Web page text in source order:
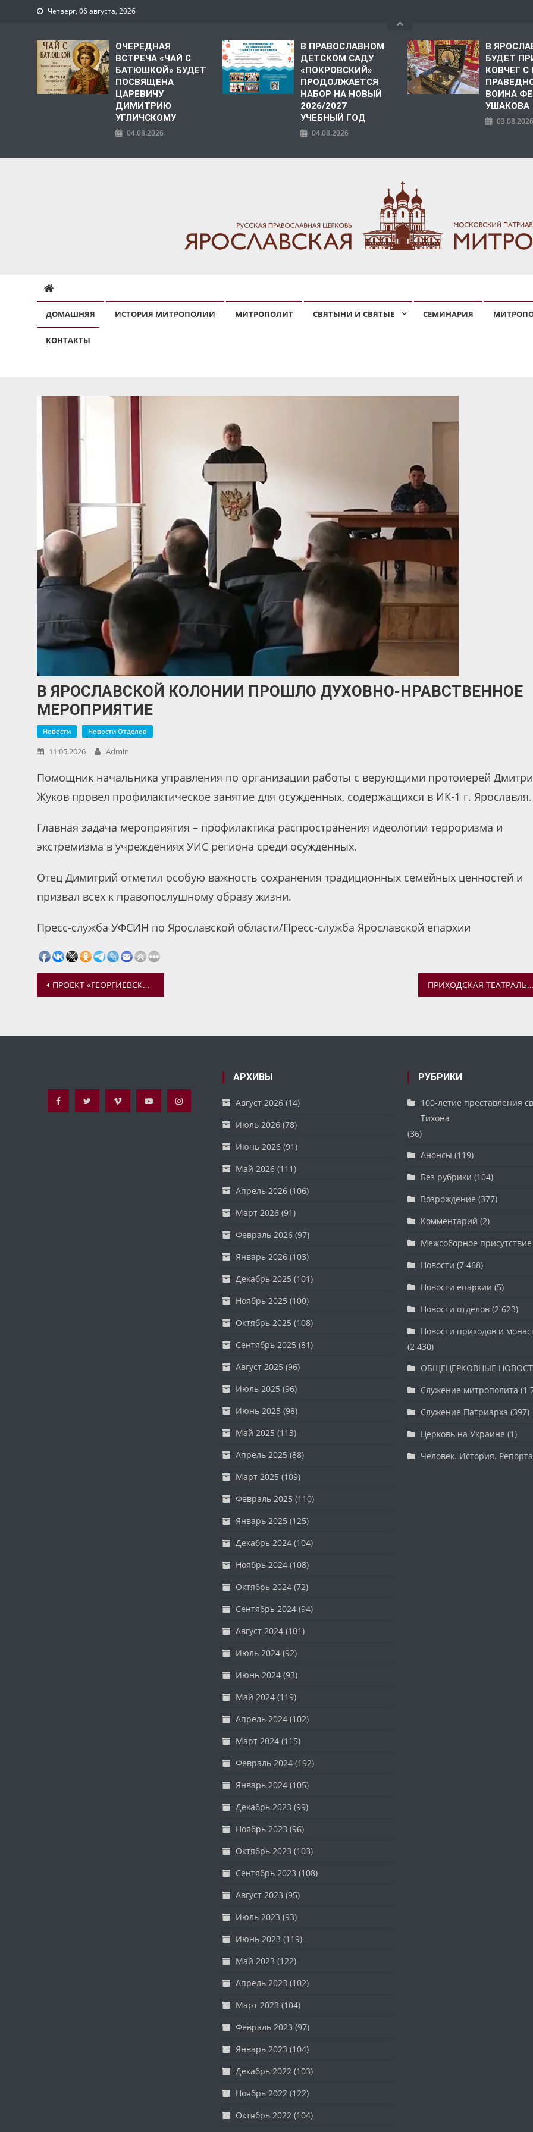
Четверг, 06 августа, 2026
ОЧЕРЕДНАЯ
ВСТРЕЧА «ЧАЙ С
БАТЮШКОЙ» БУДЕТ
ПОСВЯЩЕНА
ЦАРЕВИЧУ
ДИМИТРИЮ
УГЛИЧСКОМУ
04.08.2026
В ПРАВОСЛАВНОМ
ДЕТСКОМ САДУ
«ПОКРОВСКИЙ»
ПРОДОЛЖАЕТСЯ
НАБОР НА НОВЫЙ
2026/2027
УЧЕБНЫЙ ГОД
04.08.2026
В
БУДЕТ
КОВЧЕГ
ВОИНА
УШАКОВА
ДОМАШНЯЯ ИСТОРИЯ МИТРОПОЛИИ МИТРОПОЛИТ СВЯТЫНИ И СВЯТЫЕ СЕМИНАРИЯ
КОНТАКТЫ
В ЯРОСЛАВСКОЙ КОЛОНИИ ПРОШЛО ДУХОВНО-НРАВСТВЕННОЕ
МЕРОПРИЯТИЕ
Новости Новости Отделов
11.05.2026 Admin
Помощник начальника управления по организации работы с верующими протоиерей
Жуков провел профилактическое занятие для осужденных, содержащихся в ИК-1 г. Ярославля.
Главная задача мероприятия – профилактика распространения идеологии терроризма и
экстремизма в учреждениях УИС региона среди осужденных.
Отец Димитрий отметил особую важность сохранения традиционных семейных ценностей и
призвал всех к правопослушному образу жизни.
Пресс-служба УФСИН по Ярославской области/Пресс-служба Ярославской епархии
Навигация
записям
ПРОЕКТ «ГЕОРГИЕВСКИЙ ПАРАД. ДЕТИ ПОБЕДИТЕЛЕЙ» СТАЛ ПОБЕДИТЕЛЕМ КОНКУРСА МОЛОДЕЖНЫХ ПРОЕКТОВ, НАПРАВЛЕННЫХ НА СОХРАНЕНИЕ ИСТОРИЧЕСКОЙ ПАМЯТИ ПРИХОДСКАЯ ТЕАТРАЛЬНАЯ ГРУППА «РАДОСТЬ» ПОСТАВИЛА СПЕКТАКЛЬ «ТАЙНА ВОЛШЕБНОЙ ДВЕРИ»
АРХИВЫ
Август 2026(14)
Июль 2026(78)
Июнь 2026(91)
Май 2026(111)
Апрель 2026(106)
Март 2026(91)
Февраль 2026(97)
Январь 2026(103)
Декабрь 2025 (101)
Ноябрь 2025 (100)
Октябрь 2025 (108)
Сентябрь 2025 (81)
Август 2025 (96)
Июль 2025 (96)
Июнь 2025 (98)
Май 2025 (113)
Апрель 2025 (88)
Март 2025 (109)
Февраль 2025 (110)
Январь 2025 (125)
Декабрь 2024(104)
Ноябрь 2024(108)
Октябрь 2024(72)
Сентябрь 2024(94)
Август 2024(101)
Июль 2024(92)
Июнь 2024(93)
Май 2024(119)
Апрель 2024(102)
Март 2024(115)
Февраль 2024(192)
Январь 2024(105)
Декабрь 2023 (99)
Ноябрь 2023 (96)
Октябрь 2023 (103)
Сентябрь 2023 (108)
Август 2023 (95)
Июль 2023 (93)
Июнь 2023 (119)
Май 2023 (122)
Апрель 2023 (102)
Март 2023 (104)
Февраль 2023 (97)
Январь 2023 (104)
Декабрь 2022(103)
Ноябрь 2022(122)
Октябрь 2022(104)
РУБРИКИ
100-летие преставления
Тихона
(36)
Анонсы (119)
Без рубрики (104)
Возрождение (377)
Комментарий (2)
Межсоборное присутствие
Новости (7 468)
Новости епархии (5)
Новости отделов(2 623)
Новости приходов и
(2 430)
ОБЩЕЦЕРКОВНЫЕ
Служение митрополита (1
Служение Патриарха (397)
Церковь на Украине (1)
Человек. История.